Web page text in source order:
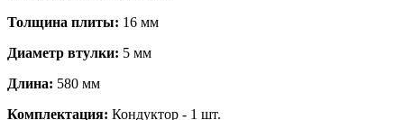
Толщина плиты: 16 мм
Диаметр втулки: 5 мм
Длина: 580 мм
Комплектация: Кондуктор - 1 шт.